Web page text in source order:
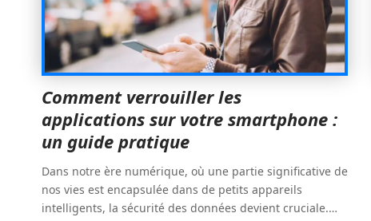
Comment verrouiller les
applications sur votre smartphone :
un guide pratique
Dans notre ère numérique, où une partie significative de
nos vies est encapsulée dans de petits appareils
intelligents, la sécurité des données devient cruciale.…